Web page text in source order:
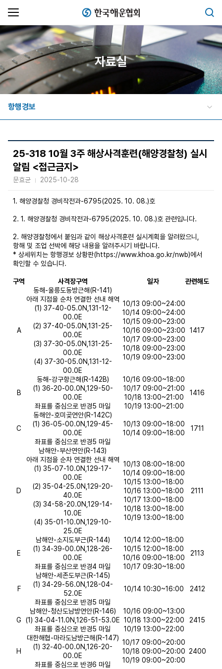
검색
한국해운협회
자료실
항행경보
25-318 10월 3주 해상사격훈련(해양경찰청) 실시
알림 <접근금지>
문효균 2025-10-28
1. 해양경찰청 경비작전과-6795(2025. 10. 08.)호
2. 1. 해양경찰청 경비작전과-6795(2025. 10. 08.)호 관련입니다.
2. 해양경찰청에서 붙임과 같이 해상사격훈련 실시계획을 알려왔으니,
항해 및 조업 선박에 해당 내용을 알려주시기 바랍니다.
* 상세위치는 항행경보 상황판(https://www.khoa.go.kr/nwb)에서
확인할 수 있습니다.
구역 사격장구역 일자 관련해도
A
동해-울릉도동방근해(R-141)
아래 지점을 순차 연결한 선내 해역
(1) 37-40-05.0N,131-12-
00.0E
(2) 37-40-05.0N,131-25-
00.0E
(3) 37-30-05.0N,131-25-
00.0E
(4) 37-30-05.0N,131-12-
00.0E
10/13 09:00~24:00
10/14 09:00~24:00
10/15 09:00~23:00
10/16 09:00~23:00
10/17 09:00~23:00
10/18 09:00~23:00
10/19 09:00~23:00
1417
B
동해-강구항근해(R-142B)
(1) 36-20-00.0N,129-50-
00.0E
좌표를 중심으로 반경5 마일
10/16 09:00~18:00
10/17 09:00~21:00
10/18 13:00~21:00
10/19 13:00~21:00
1416
C
동해안-호미곶연안(R-142C)
(1) 36-05-00.0N,129-45-
00.0E
좌표를 중심으로 반경5 마일
10/13 09:00~18:00
10/14 09:00~18:00
1711
D
남해안-부산연안(R-143)
아래 지점을 순차 연결한 선내 해역
(1) 35-07-10.0N,129-17-
00.0E
(2) 35-04-25.0N,129-20-
40.0E
(3) 34-58-20.0N,129-14-
10.0E
(4) 35-01-10.0N,129-10-
25.0E
10/13 08:00~18:00
10/14 09:00~18:00
10/15 13:00~18:00
10/16 13:00~18:00
10/17 13:00~18:00
10/18 13:00~18:00
10/19 13:00~18:00
2111
E
남해안-소지도부근(R-144)
(1) 34-39-00.0N,128-26-
00.0E
좌표를 중심으로 반경4 마일
10/14 12:00~18:00
10/15 12:00~18:00
10/16 09:00~18:00
10/17 09:30~18:00
2113
F
남해안-세존도부근(R-145)
(1) 34-29-56.0N,128-04-
52.0E
좌표를 중심으로 반경5 마일
10/14 10:30~16:00 2412
G
남해안-청산도남방연안(R-146)
(1) 34-04-11.0N,126-51-53.0E
좌표를 중심으로 반경5 마일
10/16 09:00~13:00
10/18 13:00~22:00
10/19 13:00~22:00
2415
H
대한해협-마라도남방근해(R-147)
(1) 32-40-00.0N,126-20-
00.0E
좌표를 중심으로 반경6 마일
10/17 09:00~20:00
10/18 09:00~20:00
10/19 09:00~20:00
2400